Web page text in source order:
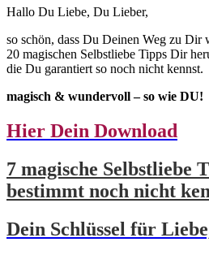
Hallo Du Liebe, Du Lieber,
so schön, dass Du Deinen Weg zu Dir
20 magischen Selbstliebe Tipps Dir
die Du garantiert so noch nicht kennst.
magisch & wundervoll – so wie DU!
Hier Dein Download
7 magische Selbstliebe
bestimmt noch nicht
Dein Schlüssel für